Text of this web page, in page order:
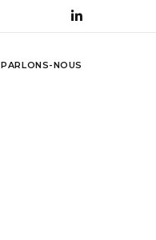
PARLONS-NOUS